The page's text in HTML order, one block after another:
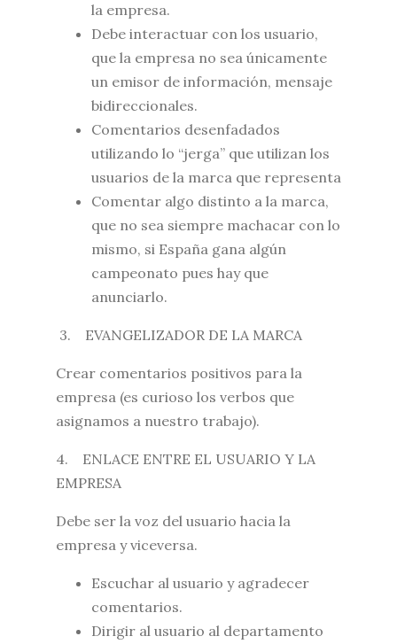
la empresa.
Debe interactuar con los usuario,
que la empresa no sea únicamente
un emisor de información, mensaje
bidireccionales.
Comentarios desenfadados
utilizando lo “jerga” que utilizan los
usuarios de la marca que representa
Comentar algo distinto a la marca,
que no sea siempre machacar con lo
mismo, si España gana algún
campeonato pues hay que
anunciarlo.
3. EVANGELIZADOR DE LA MARCA
Crear comentarios positivos para la
empresa (es curioso los verbos que
asignamos a nuestro trabajo).
4. ENLACE ENTRE EL USUARIO Y LA
EMPRESA
Debe ser la voz del usuario hacia la
empresa y viceversa.
Escuchar al usuario y agradecer
comentarios.
Dirigir al usuario al departamento